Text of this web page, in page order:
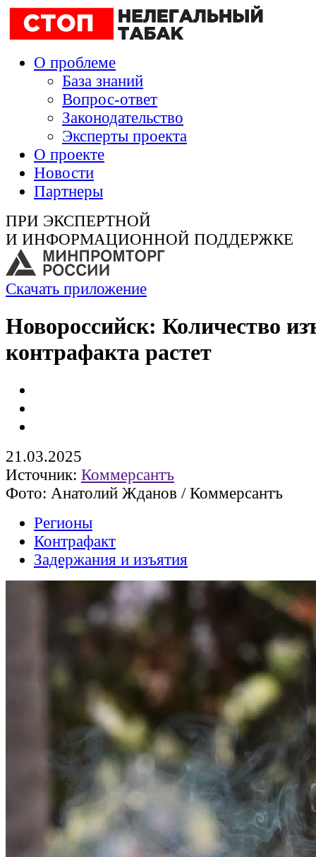
О проблеме
База знаний
Вопрос-ответ
Законодательство
Эксперты проекта
О проекте
Новости
Партнеры
ПРИ ЭКСПЕРТНОЙ
И ИНФОРМАЦИОННОЙ ПОДДЕРЖКЕ
Скачать приложение
Новороссийск: Количество
контрафакта растет
21.03.2025
Источник: Коммерсантъ
Фото: Анатолий Жданов / Коммерсантъ
Регионы
Контрафакт
Задержания и изъятия